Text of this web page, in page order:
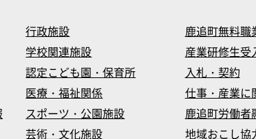
行政施設
学校関連施設
認定こども園・保育所
医療・福祉関係
スポーツ・公園施設
芸術・文化施設
鹿追町無料職
産業研修生受
入札・契約
仕事・産業に
鹿追町労働者
地域おこし協